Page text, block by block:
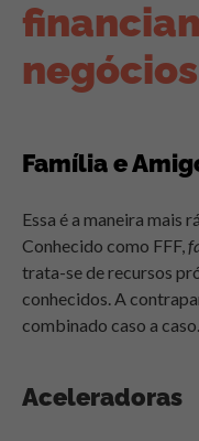
Família e
Essa é a maneira mais
Conhecido como FFF,
trata-se de recursos
conhecidos. A
combinado caso a caso.
Aceleradoras